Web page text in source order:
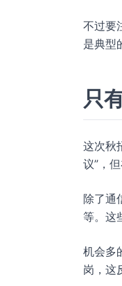
不过要
是典型
只
这次秋
议”，
除了通
等。这
机会多
岗，这